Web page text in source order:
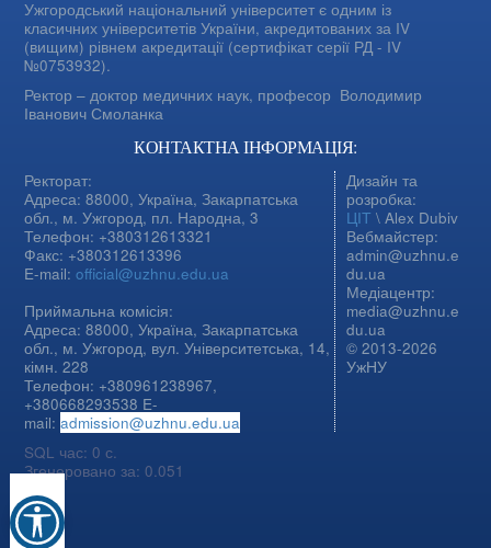
Ужгородський національний університет є одним із
класичних університетів України, акредитованих за IV
(вищим) рівнем акредитації (сертифікат серії РД - IV
№0753932).
Ректор – доктор медичних наук, професор Володимир
Іванович Смоланка
КОНТАКТНА ІНФОРМАЦІЯ:
Ректорат:
Адреса: 88000, Україна, Закарпатська
обл., м. Ужгород, пл. Народна, 3
Телефон: +380312613321
Факс: +380312613396
E-mail:official@uzhnu.edu.ua
Приймальна комісія:
Адреса: 88000, Україна, Закарпатська
обл., м. Ужгород, вул. Університетська, 14,
кімн. 228
Телефон: +380961238967,
+380668293538 E-
mail:admission@uzhnu.edu.ua
Дизайн та
розробка:
ЦІТ \ Alex Dubiv
Вебмайстер:
admin@uzhnu.e
du.ua
Медіацентр:
media@uzhnu.e
du.ua
© 2013-2026
УжНУ
SQL час: 0 с.
Згенеровано за: 0.051